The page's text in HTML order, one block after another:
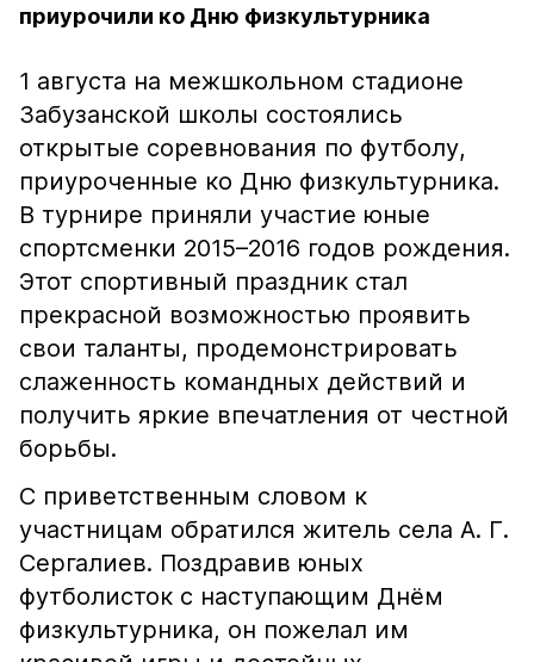
приурочили ко Дню физкультурника
1 августа на межшкольном стадионе
Забузанской школы состоялись
открытые соревнования по футболу,
приуроченные ко Дню физкультурника.
В турнире приняли участие юные
спортсменки 2015–2016 годов рождения.
Этот спортивный праздник стал
прекрасной возможностью проявить
свои таланты, продемонстрировать
слаженность командных действий и
получить яркие впечатления от честной
борьбы.
С приветственным словом к
участницам обратился житель села А. Г.
Сергалиев. Поздравив юных
футболисток с наступающим Днём
физкультурника, он пожелал им